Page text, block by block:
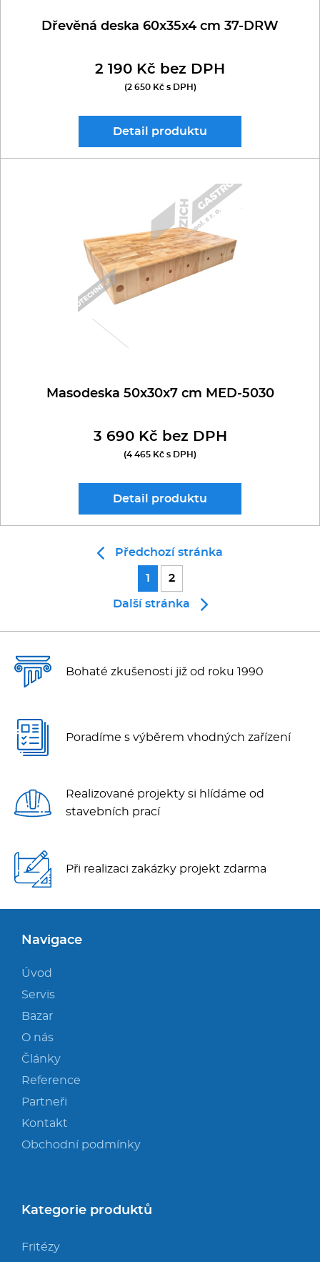
Dřevěná deska 60x35x4 cm 37-DRW
2 190 Kč bez DPH
(2 650 Kč s DPH)
Detail produktu
Masodeska 50x30x7 cm MED-5030
3 690 Kč bez DPH
(4 465 Kč s DPH)
Detail produktu
Předchozí stránka
1 2
Další stránka
Bohaté zkušenosti již od roku 1990
Poradíme s výběrem vhodných zařízení
Realizované projekty si hlídáme od
stavebních prací
Při realizaci zakázky projekt zdarma
Navigace
Úvod
Servis
Bazar
O nás
Články
Reference
Partneři
Kontakt
Obchodní podmínky
Kategorie produktů
Fritézy